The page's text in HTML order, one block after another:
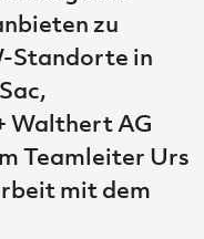
zu
Standorte in
Walthert AG
Teamleiter Urs
mit dem